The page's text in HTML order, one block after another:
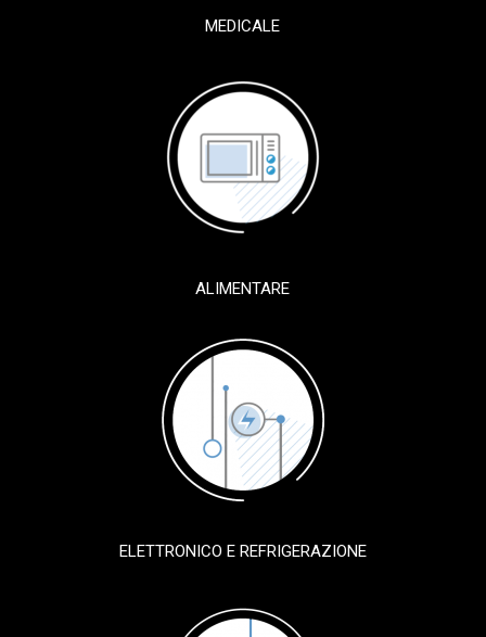
MEDICALE
ALIMENTARE
ELETTRONICO E REFRIGERAZIONE